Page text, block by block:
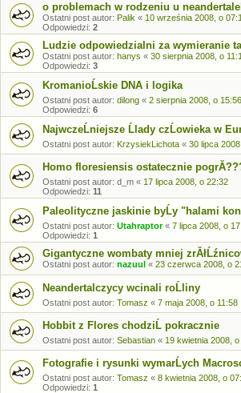
o problemach w rodzeniu u
Ostatni post autor: Palik « 10 września 2008, o
Odpowiedzi: 2
Ludzie odpowiedzialni za wymieranie
Ostatni post autor: hanys « 30 sierpnia 2008, o
Odpowiedzi: 3
KromanioĹskie DNA i logika
Ostatni post autor: dilong « 2 sierpnia 2008, o 15:56
Odpowiedzi: 6
NajwczeĹniejsze Ĺlady czĹowieka w
Ostatni post autor: KrzysiekLichota « 30 lipca
Homo floresiensis ostatecznie
Ostatni post autor: d_m « 17 lipca 2008, o 22:32
Odpowiedzi: 11
Paleolityczne jaskinie byĹy "halami
Ostatni post autor: Utahraptor« 7 lipca 2008, o
Odpowiedzi: 1
Gigantyczne wombaty mniej
Ostatni post autor: nazuul « 23 czerwca 2008, o
Neandertalczycy wcinali roĹliny
Ostatni post autor: Tomasz « 7 maja 2008, o 11:58
Hobbit z Flores chodziĹ pokracznie
Ostatni post autor: Sebastian « 19 kwietnia 2008,
Fotografie i rysunki wymarĹych
Ostatni post autor: Tomasz « 8 kwietnia 2008, o
Odpowiedzi: 1